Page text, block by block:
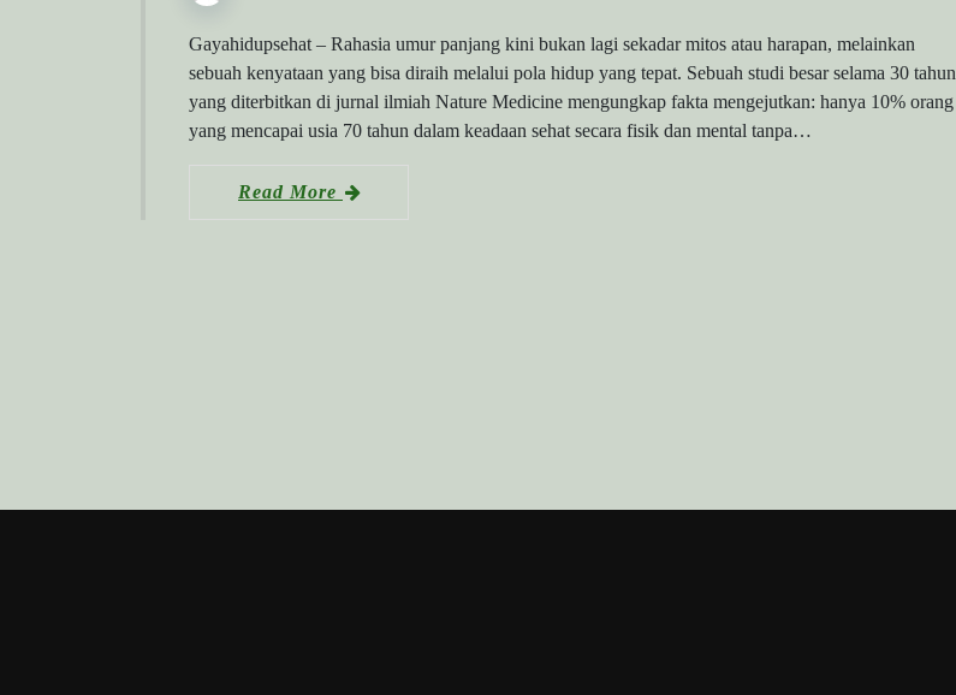
Gayahidupsehat – Rahasia umur panjang kini bukan lagi sekadar mitos atau harapan, melainkan
sebuah kenyataan yang bisa diraih melalui pola hidup yang tepat. Sebuah studi besar selama 30 tahun
yang diterbitkan di jurnal ilmiah Nature Medicine mengungkap fakta mengejutkan: hanya 10% orang
yang mencapai usia 70 tahun dalam keadaan sehat secara fisik dan mental tanpa…
Read More